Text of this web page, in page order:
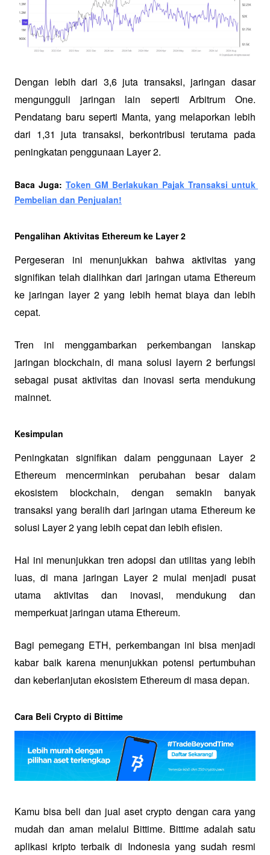
Dengan lebih dari 3,6 juta transaksi, jaringan dasar
mengungguli jaringan lain seperti Arbitrum One.
Pendatang baru seperti Manta, yang melaporkan lebih
dari 1,31 juta transaksi, berkontribusi terutama pada
peningkatan penggunaan Layer 2.
Baca Juga: Token GM Berlakukan Pajak Transaksi untuk
Pembelian dan Penjualan!
Pengalihan Aktivitas Ethereum ke Layer 2
Pergeseran ini menunjukkan bahwa aktivitas yang
signifikan telah dialihkan dari jaringan utama Ethereum
ke jaringan layer 2 yang lebih hemat biaya dan lebih
cepat.
Tren ini menggambarkan perkembangan lanskap
jaringan blockchain, di mana solusi layern 2 berfungsi
sebagai pusat aktivitas dan inovasi serta mendukung
mainnet.
Kesimpulan
Peningkatan signifikan dalam penggunaan Layer 2
Ethereum mencerminkan perubahan besar dalam
ekosistem blockchain, dengan semakin banyak
transaksi yang beralih dari jaringan utama Ethereum ke
solusi Layer 2 yang lebih cepat dan lebih efisien.
Hal ini menunjukkan tren adopsi dan utilitas yang lebih
luas, di mana jaringan Layer 2 mulai menjadi pusat
utama aktivitas dan inovasi, mendukung dan
memperkuat jaringan utama Ethereum.
Bagi pemegang ETH, perkembangan ini bisa menjadi
kabar baik karena menunjukkan potensi pertumbuhan
dan keberlanjutan ekosistem Ethereum di masa depan.
Cara Beli Crypto di Bittime
Kamu bisa beli dan jual aset crypto dengan cara yang
mudah dan aman melalui Bittime. Bittime adalah satu
aplikasi kripto terbaik di Indonesia yang sudah resmi